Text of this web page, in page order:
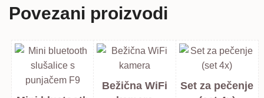
Povezani proizvodi
Bežična WiFi
Set za pečenje